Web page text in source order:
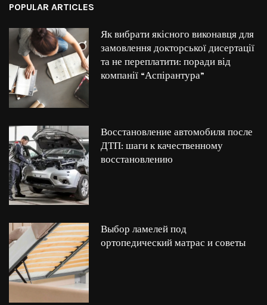
POPULAR ARTICLES
Як вибрати якісного виконавця для
замовлення докторської дисертації
та не переплатити: поради від
компанії “Аспірантура”
Восстановление автомобиля после
ДТП: шаги к качественному
восстановлению
Выбор ламелей под
ортопедический матрас и советы